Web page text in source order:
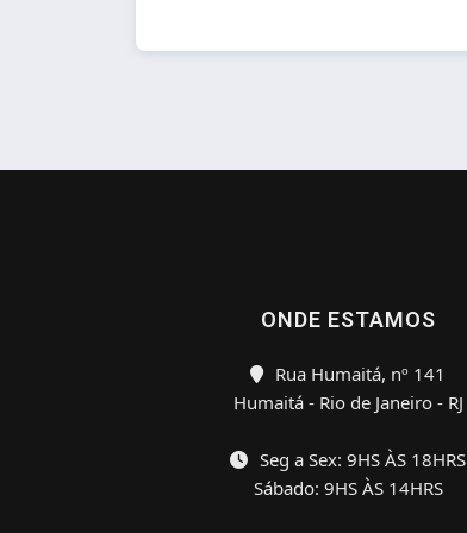
ONDE ESTAMOS
Rua Humaitá, nº 141
Humaitá - Rio de Janeiro - RJ
Seg a Sex: 9HS ÀS 18HRS
Sábado: 9HS ÀS 14HRS